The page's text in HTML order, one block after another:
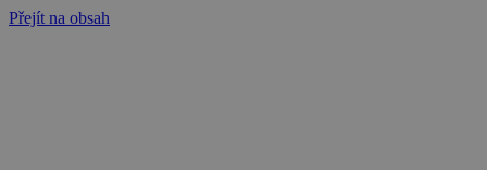
Přejít na obsah